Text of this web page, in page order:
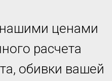
ценами
расчета
обивки вашей